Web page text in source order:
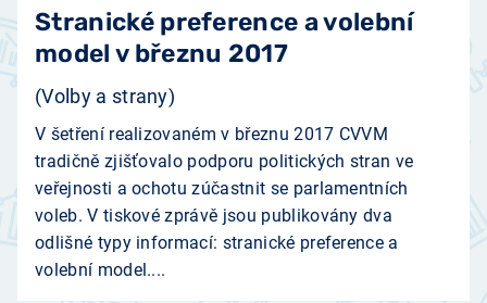
Stranické preference a volební
model v březnu 2017
(Volby a strany)
V šetření realizovaném v březnu 2017 CVVM
tradičně zjišťovalo podporu politických stran ve
veřejnosti a ochotu zúčastnit se parlamentních
voleb. V tiskové zprávě jsou publikovány dva
odlišné typy informací: stranické preference a
volební model....